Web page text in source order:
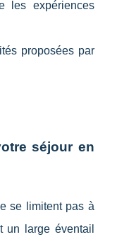
les expériences
proposées par
séjour en
se limitent pas à
un large éventail